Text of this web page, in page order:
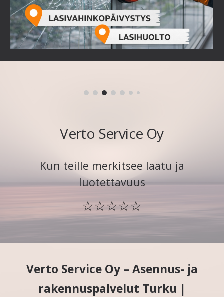
Verto Service Oy
Kun teille merkitsee laatu ja
luotettavuus
☆☆☆☆☆
Verto Service Oy – Asennus- ja
rakennuspalvelut Turku |